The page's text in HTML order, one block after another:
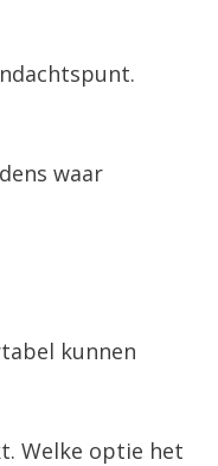
waar
kunnen
Welke optie het